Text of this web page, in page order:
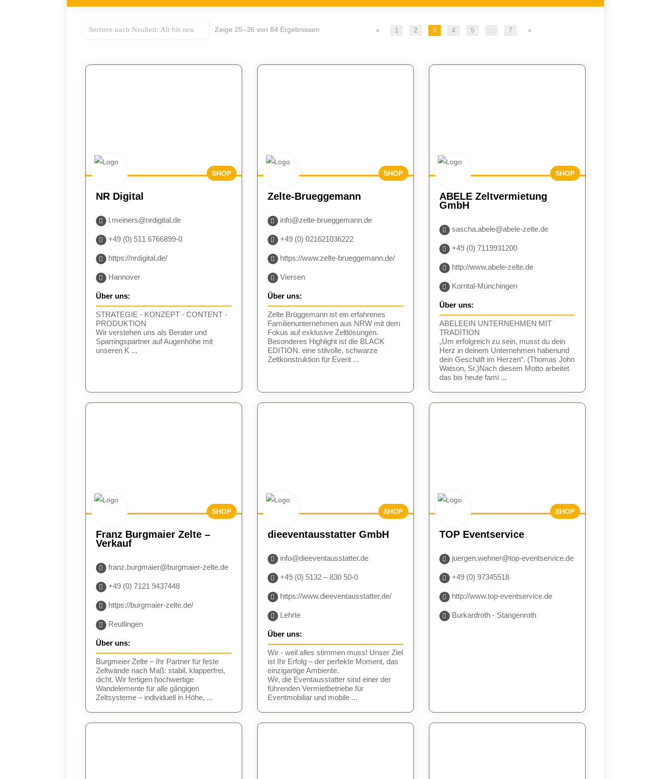
Zeige 25–36 von 84 Ergebnissen « 1 2 3 4 5 7 »
NR Digital
l.meiners@nrdigital.de
+49 (0) 511 6766899-0
https://nrdigital.de/
Hannover
Über uns:
STRATEGIE - KONZEPT - CONTENT -
PRODUKTION
Wir verstehen uns als Berater und
Sparringspartner auf Augenhöhe mit
unseren K ...
SHOP
Zelte-Brueggemann
info@zelte-brueggemann.de
+49 (0) 021621036222
https://www.zelte-brueggemann.de/
Viersen
Über uns:
Zelte Brüggemann ist ein erfahrenes
Familienunternehmen aus NRW mit dem
Fokus auf exklusive Zeltlösungen.
Besonderes Highlight ist die BLACK
EDITION. eine stilvolle, schwarze
Zeltkonstruktion für Event ...
SHOP
ABELE Zeltvermietung
GmbH
sascha.abele@abele-zelte.de
+49 (0) 7119931200
http://www.abele-zelte.de
Korntal-Münchingen
Über uns:
ABELEEIN UNTERNEHMEN MIT
TRADITION
„Um erfolgreich zu sein, musst du dein
Herz in deinem Unternehmen habenund
dein Geschäft im Herzen“. (Thomas John
Watson, Sr.)Nach diesem Motto arbeitet
das bis heute fami ...
SHOP
Franz Burgmaier Zelte –
Verkauf
franz.burgmaier@burgmaier-zelte.de
+49 (0) 7121 9437448
https://burgmaier-zelte.de/
Reutlingen
Über uns:
Burgmeier Zelte – Ihr Partner für feste
Zeltwände nach Maß: stabil, klapperfrei,
dicht. Wir fertigen hochwertige
Wandelemente für alle gängigen
Zeltsysteme – individuell in Höhe, ...
SHOP
dieeventausstatter GmbH
info@dieeventausstatter.de
+49 (0) 5132 – 830 50-0
https://www.dieeventausstatter.de/
Lehrte
Über uns:
Wir - weil alles stimmen muss! Unser Ziel
ist Ihr Erfolg – der perfekte Moment, das
einzigartige Ambiente.
Wir, die Eventausstatter sind einer der
führenden Vermietbetriebe für
Eventmobiliar und mobile ...
SHOP
TOP Eventservice
juergen.wehner@top-eventservice.de
+49 (0) 97345518
http://www.top-eventservice.de
Burkardroth - Stangenroth
SHOP